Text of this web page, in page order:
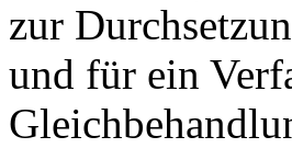
zur
und für ein